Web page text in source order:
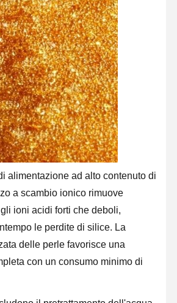
alimentazione ad alto contenuto di
a scambio ionico rimuove
ioni acidi forti che deboli,
le perdite di silice. La
delle perle favorisce una
con un consumo minimo di